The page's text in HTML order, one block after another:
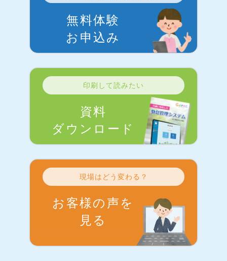
無料体験
お申込み
印刷して読みたい
資料
ダウンロード
現場はどう変わる？
お客様の声を
見る